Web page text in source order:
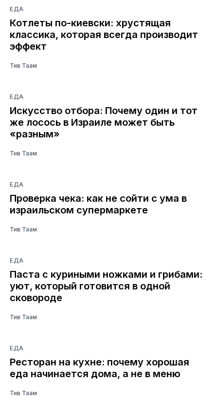
ЕДА
Котлеты по-киевски: хрустящая
классика, которая всегда производит
эффект
Тив Таам
ЕДА
Искусство отбора: Почему один и тот
же лосось в Израиле может быть
«разным»
Тив Таам
ЕДА
Проверка чека: как не сойти с ума в
израильском супермаркете
Тив Таам
ЕДА
Паста с куриными ножками и грибами:
уют, который готовится в одной
сковороде
Тив Таам
ЕДА
Ресторан на кухне: почему хорошая
еда начинается дома, а не в меню
Тив Таам